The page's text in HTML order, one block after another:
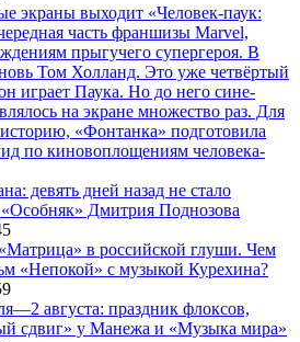
экраны выходит «Человек-паук:
часть франшизы Marvel,
прыгучего супергероя. В
Том Холланд. Это уже четвёртый
играет Паука. Но до него сине-
на экране множество раз. Для
«Фонтанка» подготовила
по киновоплощениям человека-
девять дней назад не стало
«Особняк» Дмитрия Поднозова
в российской глуши. Чем
«Непокой» с музыкой Курехина?
августа: праздник флоксов,
сдвиг» у Манежа и «Музыка мира»